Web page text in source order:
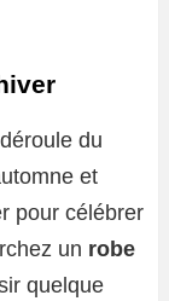
du
et
pour célébrer
un robe
quelque